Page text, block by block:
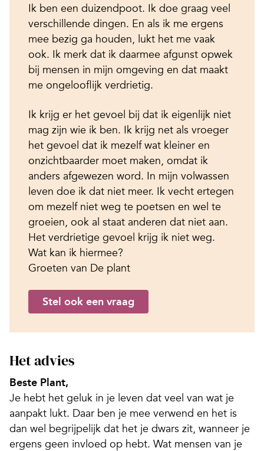
Ik ben een duizendpoot. Ik doe graag veel
verschillende dingen. En als ik me ergens
mee bezig ga houden, lukt het me vaak
ook. Ik merk dat ik daarmee afgunst opwek
bij mensen in mijn omgeving en dat maakt
me ongelooflijk verdrietig.
Ik krijg er het gevoel bij dat ik eigenlijk niet
mag zijn wie ik ben. Ik krijg net als vroeger
het gevoel dat ik mezelf wat kleiner en
onzichtbaarder moet maken, omdat ik
anders afgewezen word. In mijn volwassen
leven doe ik dat niet meer. Ik vecht ertegen
om mezelf niet weg te poetsen en wel te
groeien, ook al staat anderen dat niet aan.
Het verdrietige gevoel krijg ik niet weg.
Wat kan ik hiermee?
Groeten van De plant
Stel ook een vraag
Het advies
Beste Plant,
Je hebt het geluk in je leven dat veel van wat je
aanpakt lukt. Daar ben je mee verwend en het is
dan wel begrijpelijk dat het je dwars zit, wanneer je
ergens geen invloed op hebt. Wat mensen van je